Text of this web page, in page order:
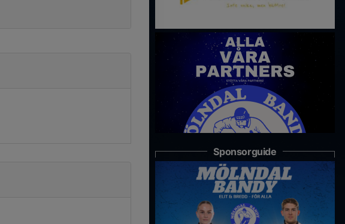
Sponsorguide